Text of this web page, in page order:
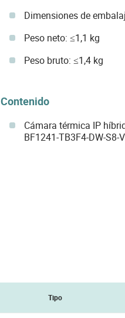
Dimensiones de
Peso neto: ≤1,1 kg
Peso bruto: ≤1,4 kg
Contenido
Cámara térmica IP
BF1241-TB3F4-DW-S8-
Tipo